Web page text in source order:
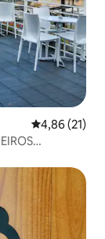
4,86 de uma
4,86 (21)